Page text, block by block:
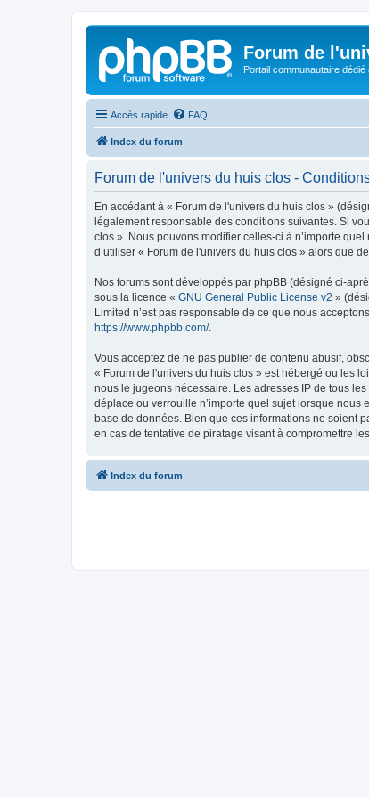
Forum de
Portail communautaire dédié
Accès rapide FAQ
Index du forum
Forum de l'univers du huis clos -
En accédant à « Forum de l'univers du huis clos »
légalement responsable des conditions suivantes. Si
clos ». Nous pouvons modifier celles-ci à n’importe
d’utiliser « Forum de l'univers du huis clos » alors que
Nos forums sont développés par phpBB (désigné ci-
sous la licence « GNU General Public License v2 »
Limited n’est pas responsable de ce que nous
https://www.phpbb.com/.
Vous acceptez de ne pas publier de contenu abusif,
« Forum de l'univers du huis clos » est hébergé ou les
nous le jugeons nécessaire. Les adresses IP de tous
déplace ou verrouille n’importe quel sujet lorsque nous
base de données. Bien que ces informations ne soient
en cas de tentative de piratage visant à compromettre
Index du forum